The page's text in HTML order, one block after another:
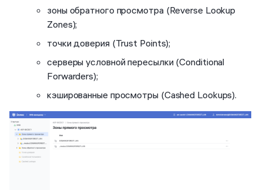
зоны обратного просмотра (Reverse Lookup
Zones);
точки доверия (Trust Points);
серверы условной пересылки (Conditional
Forwarders);
кэшированные просмотры (Cashed Lookups).